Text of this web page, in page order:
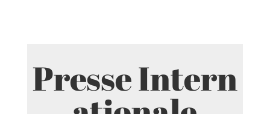
Presse Intern